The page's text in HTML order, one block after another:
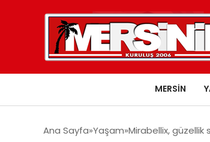
MERSIN
Ana Sayfa Yaşam Mirabellix, güzellik